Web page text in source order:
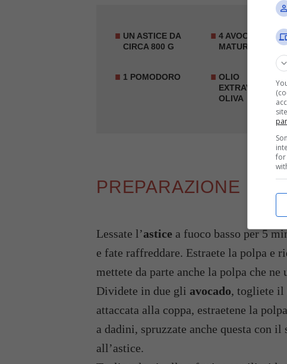
UN ASTICE DA
CIRCA 800 G
4 AVOCADO
MATURI
1 POMODORO
OLIO
EXTRAVERGINE
OLIVA
PREPARAZIONE
Lessate l’astice a fuoco basso per 5
e fate raffreddare. Estraete la polpa e
mettete da parte anche la polpa che ne
Dividete in due gli avocado, togliete il
attaccata alla coppa, estraetene la
a dadini, spruzzate anche questa con
all’astice.
for